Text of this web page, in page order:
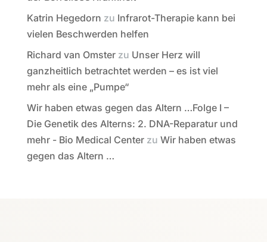
Katrin Hegedorn zu Infrarot-Therapie kann bei
vielen Beschwerden helfen
Richard van Omsterzu Unser Herz will
ganzheitlich betrachtet werden – es ist viel
mehr als eine „Pumpe“
Wir haben etwas gegen das Altern …Folge I –
Die Genetik des Alterns: 2. DNA-Reparatur und
mehr - Bio Medical Centerzu Wir haben etwas
gegen das Altern …